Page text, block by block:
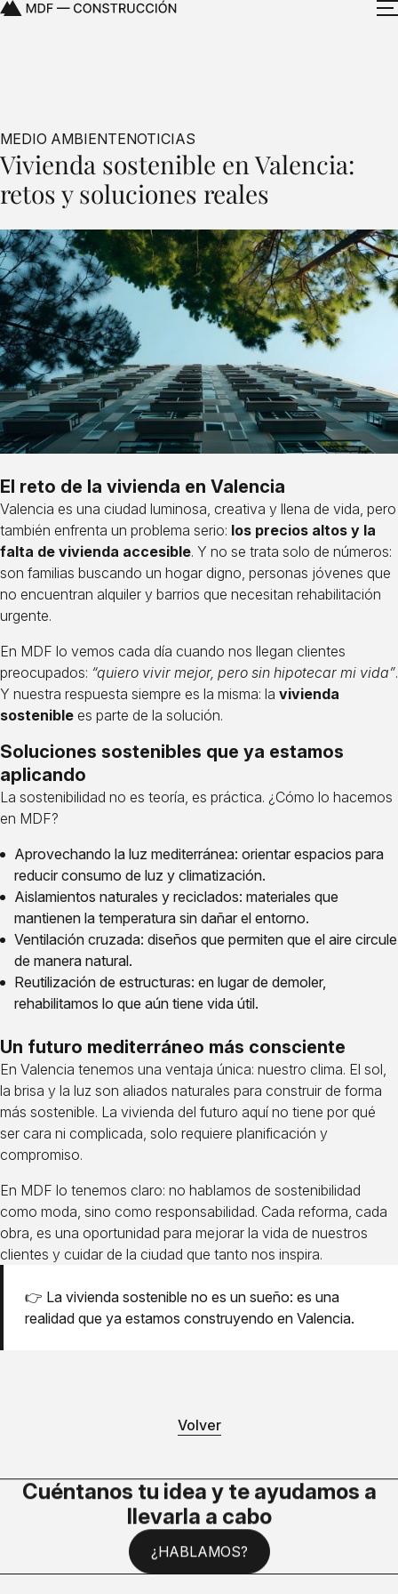
MEDIO AMBIENTENOTICIAS
Vivienda sostenible en Valencia:
retos y soluciones reales
El reto de la vivienda en Valencia
Valencia es una ciudad luminosa, creativa y llena de vida, pero
también enfrenta un problema serio: los precios altos y la
falta de vivienda accesible. Y no se trata solo de números:
son familias buscando un hogar digno, personas jóvenes que
no encuentran alquiler y barrios que necesitan rehabilitación
urgente.
En MDF lo vemos cada día cuando nos llegan clientes
preocupados: “quiero vivir mejor, pero sin hipotecar mi vida”.
Y nuestra respuesta siempre es la misma: la vivienda
sostenible es parte de la solución.
Soluciones sostenibles que ya estamos
aplicando
La sostenibilidad no es teoría, es práctica. ¿Cómo lo hacemos
en MDF?
Aprovechando la luz mediterránea: orientar espacios para
reducir consumo de luz y climatización.
Aislamientos naturales y reciclados: materiales que
mantienen la temperatura sin dañar el entorno.
Ventilación cruzada: diseños que permiten que el aire circule
de manera natural.
Reutilización de estructuras: en lugar de demoler,
rehabilitamos lo que aún tiene vida útil.
Un futuro mediterráneo más consciente
En Valencia tenemos una ventaja única: nuestro clima. El sol,
la brisa y la luz son aliados naturales para construir de forma
más sostenible. La vivienda del futuro aquí no tiene por qué
ser cara ni complicada, solo requiere planificación y
compromiso.
En MDF lo tenemos claro: no hablamos de sostenibilidad
como moda, sino como responsabilidad. Cada reforma, cada
obra, es una oportunidad para mejorar la vida de nuestros
clientes y cuidar de la ciudad que tanto nos inspira.
👉 La vivienda sostenible no es un sueño: es una
realidad que ya estamos construyendo en Valencia.
Volver
Cuéntanos tu idea y te ayudamos a
llevarla a cabo
¿HABLAMOS?